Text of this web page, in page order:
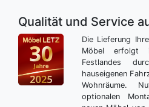
Qualität und Service
Die Lieferung
Möbel erfolgt
Festlandes
hauseigenen
Wohnräume.
optionalen